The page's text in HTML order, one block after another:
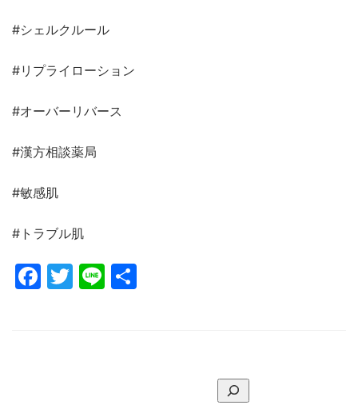
#シェルクルール
#リプライローション
#オーバーリバース
#漢方相談薬局
#敏感肌
#トラブル肌
Facebook
Twitter
Line